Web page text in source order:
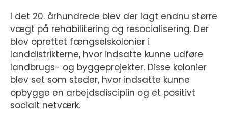
I det 20. århundrede blev der lagt endnu større
vægt på rehabilitering og resocialisering. Der
blev oprettet fængselskolonier i
landdistrikterne, hvor indsatte kunne udføre
landbrugs- og byggeprojekter. Disse kolonier
blev set som steder, hvor indsatte kunne
opbygge en arbejdsdisciplin og et positivt
socialt netværk.